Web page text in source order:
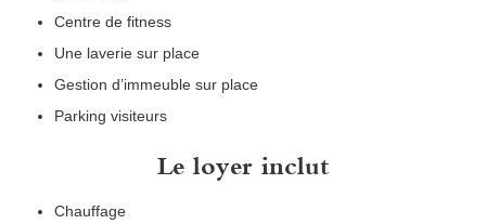
Centre de fitness
Une laverie sur place
Gestion d’immeuble sur place
Parking visiteurs
Le loyer inclut
Chauffage